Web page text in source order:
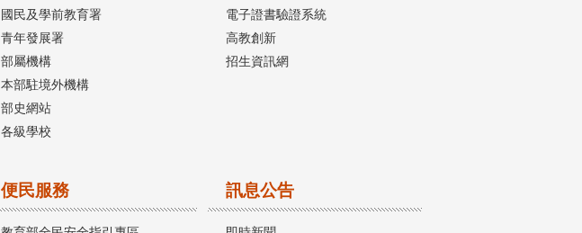
國民及學前教育署
青年發展署
部屬機構
本部駐境外機構
部史網站
各級學校
電子證書驗證系統
高教創新
招生資訊網
便民服務 訊息公告